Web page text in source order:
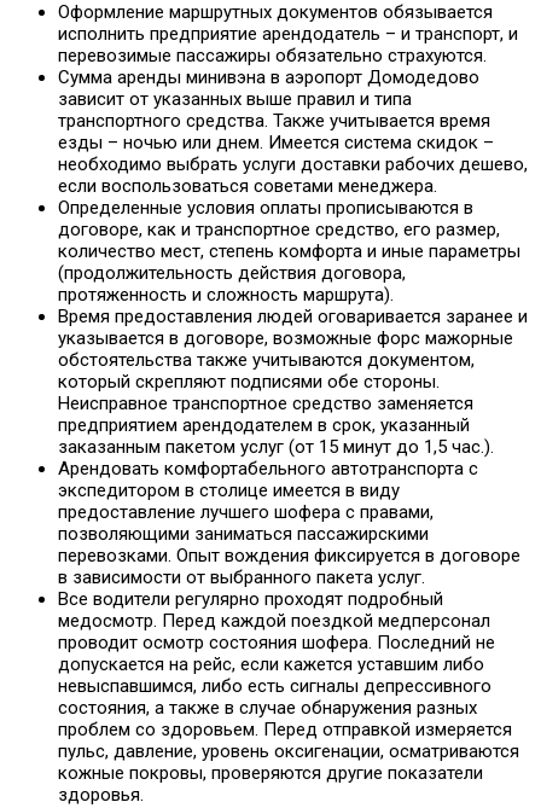
Оформление маршрутных документов обязывается
исполнить предприятие арендодатель – и транспорт, и
перевозимые пассажиры обязательно страхуются.
Сумма аренды минивэна в аэропорт Домодедово
зависит от указанных выше правил и типа
транспортного средства. Также учитывается время
езды – ночью или днем. Имеется система скидок –
необходимо выбрать услуги доставки рабочих дешево,
если воспользоваться советами менеджера.
Определенные условия оплаты прописываются в
договоре, как и транспортное средство, его размер,
количество мест, степень комфорта и иные параметры
(продолжительность действия договора,
протяженность и сложность маршрута).
Время предоставления людей оговаривается заранее и
указывается в договоре, возможные форс мажорные
обстоятельства также учитываются документом,
который скрепляют подписями обе стороны.
Неисправное транспортное средство заменяется
предприятием арендодателем в срок, указанный
заказанным пакетом услуг (от 15 минут до 1,5 час.).
Арендовать комфортабельного автотранспорта с
экспедитором в столице имеется в виду
предоставление лучшего шофера с правами,
позволяющими заниматься пассажирскими
перевозками. Опыт вождения фиксируется в договоре
в зависимости от выбранного пакета услуг.
Все водители регулярно проходят подробный
медосмотр. Перед каждой поездкой медперсонал
проводит осмотр состояния шофера. Последний не
допускается на рейс, если кажется уставшим либо
невыспавшимся, либо есть сигналы депрессивного
состояния, а также в случае обнаружения разных
проблем со здоровьем. Перед отправкой измеряется
пульс, давление, уровень оксигенации, осматриваются
кожные покровы, проверяются другие показатели
здоровья.